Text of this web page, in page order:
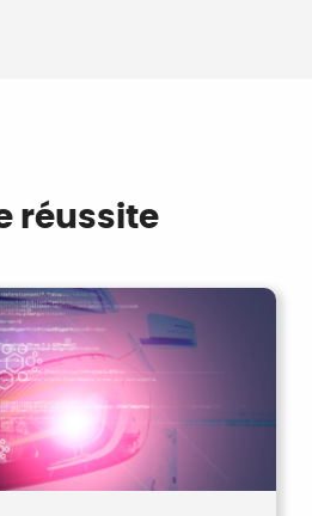
réussite